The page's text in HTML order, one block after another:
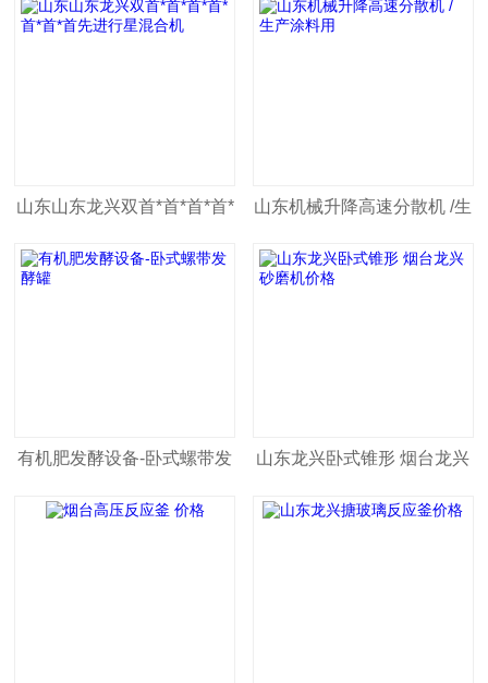
山东山东龙兴双首*首*首*首*
首*首*首先进行星混合机
山东机械升降高速分散机 /生
产涂料用
有机肥发酵设备-卧式螺带发
酵罐
山东龙兴卧式锥形 烟台龙兴
砂磨机价格